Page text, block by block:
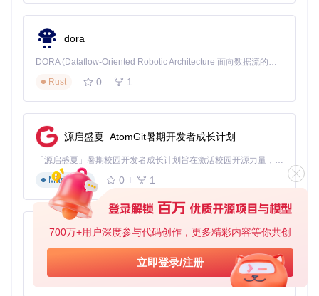
700万+用户深度参与代码创作，更多精彩内容等你共创
立即登录/注册
缝切换。
场景案例：教育平台的个性化学习报告
挑战：需同时支持Web端预览、PDF导出和PPT下载，保持
解决方案：使用PptxGenJS同一套代码，通过writeFile
()和
效果：格式一致性提升至98%，开发维护成本降低60%，用
户满意度提升45%
3. 精细化样式控制：像素级的演示精度 🎨
技术解析：提供超过200种样式属性控制，从文本对齐到渐变
填充，从动画路径到3D旋转，实现传统工具无法企及的精确控
制。
场景案例：金融科技公司的财报演示系统
：需严格遵循品牌指南，确保所有图表、字体、颜色精
确匹配企业规范
dora
DORA (Dataflow-Oriented Robotic Architecture 面向数据流的机器人架构) 是为 AI 与具身智能机器人打造的高性能开发框架，以数据流范式重构开发逻辑，原生支持分布式部署与端边云协同 —— 无需复杂适配，即可实现一体端到端具身大小脑、VLA等模型部署，无缝衔接感知、推理、控制全链路，让 AI 能力与机器人动作深度融合。 依托 Rust 内核与零拷贝通信技术，它将具身大小脑、VLA等模型推理、多模态数据融合延迟压缩至微秒级，同时兼容 ROS2 生态与国产 AI 芯片，彻底降低具身智能机器人的开发门槛，让分布式部署下的 AI 赋能创新更高效、更灵活。
Rust
0 1
源启盛夏_AtomGit暑期开发者成长计划
「源启盛夏」暑期校园开发者成长计划旨在激活校园开源力量，通过积分激励、认证扶持、资源倾斜等形式，引导高校组织和开发者完成「入驻 — 建项目 — 做贡献 — 获认证 — 得资源」的完整闭环。无论你是想带领社团入驻平台的组织者，还是希望用代码贡献证明自己的开发者，都能在这里找到属于你的成长路径。
Markdown
0 1
py-xiaozhi
基于Python的Xiaozhi AI，适用于想要完整Xiaozhi体验而无需拥有专用硬件的用户。
Python
0 1